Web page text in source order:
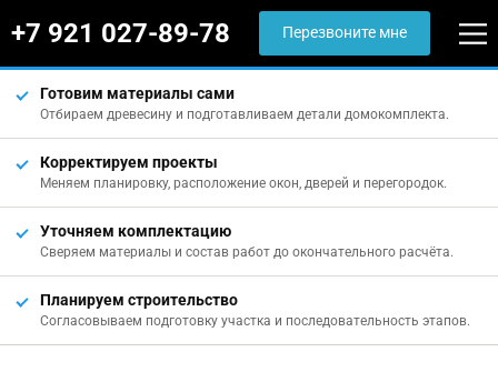
+7 921 027-89-78 Перезвоните мне
Готовим материалы сами
Отбираем древесину и подготавливаем детали домокомплекта.
Корректируем проекты
Меняем планировку, расположение окон, дверей и перегородок.
Уточняем комплектацию
Сверяем материалы и состав работ до окончательного расчёта.
Планируем строительство
Согласовываем подготовку участка и последовательность этапов.